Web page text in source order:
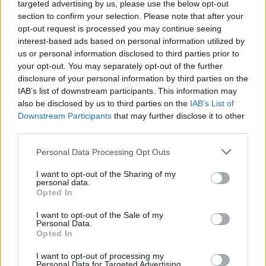
targeted advertising by us, please use the below opt-out
section to confirm your selection. Please note that after your
opt-out request is processed you may continue seeing
interest-based ads based on personal information utilized by
us or personal information disclosed to third parties prior to
your opt-out. You may separately opt-out of the further
disclosure of your personal information by third parties on the
IAB’s list of downstream participants. This information may
also be disclosed by us to third parties on the IAB’s List of
Downstream Participants that may further disclose it to other
Personal Data Processing Opt Outs
I want to opt-out of the Sharing of my
personal data.
Opted In
I want to opt-out of the Sale of my
Personal Data.
Opted In
I want to opt-out of processing my
Heldigvis utnytter elmotoren energien mye
bedre enn fossile motorer. Testen
SEILmagasinet og Båtliv gjorde før
sommeren viste at en moderne elektrisk
påhenger er over ti ganger mer effektiv enn
en bensinmotor. For flytte en 26-fots seilbåt
i 3,5 knop brukte elmotoren 500 watt.
Bensinmotoren, en Honda 2,3 hk brukte
bensin tilsvarende 5400 watt energi,
omregnet fra at en liter bensin inneholder
Mindre støy